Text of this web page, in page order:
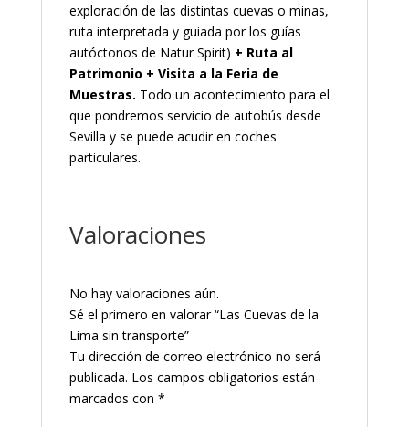
exploración de las distintas cuevas o minas,
ruta interpretada y guiada por los guías
autóctonos de Natur Spirit) + Ruta al
Patrimonio + Visita a la Feria de
Muestras. Todo un acontecimiento para el
que pondremos servicio de autobús desde
Sevilla y se puede acudir en coches
particulares.
Valoraciones
No hay valoraciones aún.
Sé el primero en valorar “Las Cuevas de la
Lima sin transporte”
Tu dirección de correo electrónico no será
publicada. Los campos obligatorios están
marcados con *